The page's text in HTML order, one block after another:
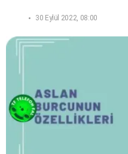
30 Eylül 2022, 08:00